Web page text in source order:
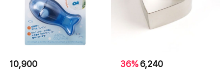
10,900 36%6,240